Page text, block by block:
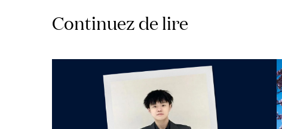
Continuez de lire